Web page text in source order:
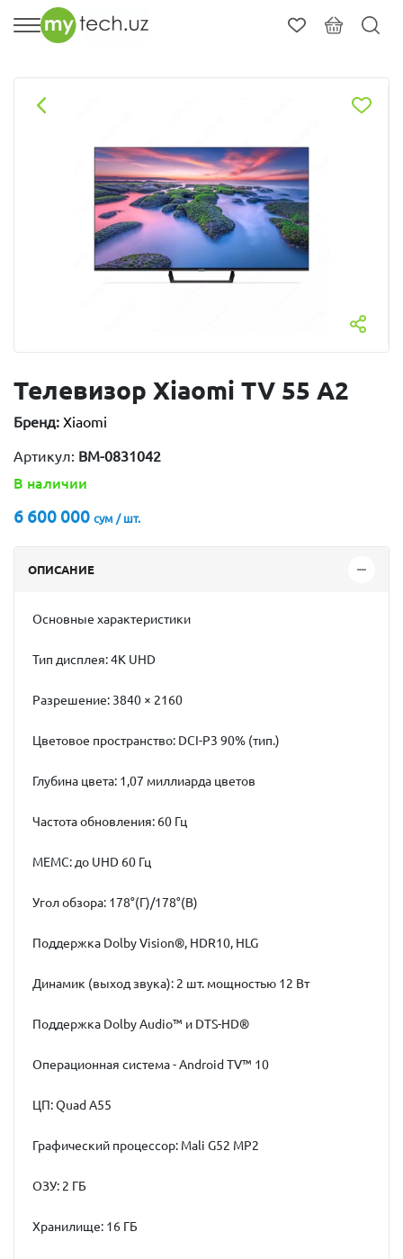
Телевизор Xiaomi TV 55 A2
Бренд: Xiaomi
Артикул: BM-0831042
В наличии
6 600 000 сум / шт.
ОПИСАНИЕ
Основные характеристики
Тип дисплея: 4K UHD
Разрешение: 3840 × 2160
Цветовое пространство: DCI-P3 90% (тип.)
Глубина цвета: 1,07 миллиарда цветов
Частота обновления: 60 Гц
MEMC: до UHD 60 Гц
Угол обзора: 178°(Г)/178°(В)
Поддержка Dolby Vision®, HDR10, HLG
Динамик (выход звука): 2 шт. мощностью 12 Вт
Поддержка Dolby Audio™ и DTS-HD®
Операционная система - Android TV™ 10
ЦП: Quad A55
Графический процессор: Mali G52 MP2
ОЗУ: 2 ГБ
Хранилище: 16 ГБ